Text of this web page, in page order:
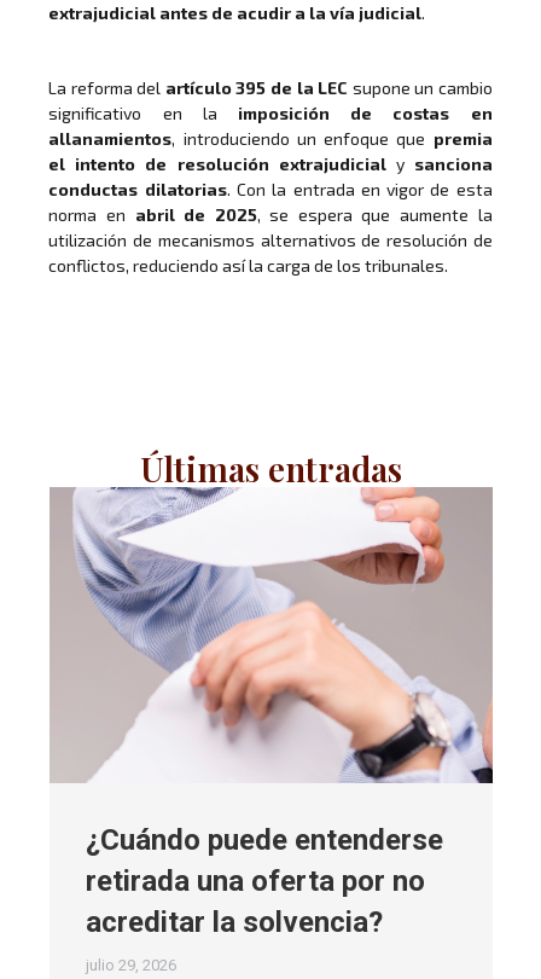
extrajudicial antes de acudir a la vía judicial.
La reforma del artículo 395 de la LEC supone un cambio
significativo en la imposición de costas en
allanamientos, introduciendo un enfoque que premia
el intento de resolución extrajudicialy sanciona
conductas dilatorias. Con la entrada en vigor de esta
norma en abril de 2025, se espera que aumente la
utilización de mecanismos alternativos de resolución de
conflictos, reduciendo así la carga de los tribunales.
Últimas entradas
¿Cuándo puede entenderse
retirada una oferta por no
acreditar la solvencia?
julio 29, 2026